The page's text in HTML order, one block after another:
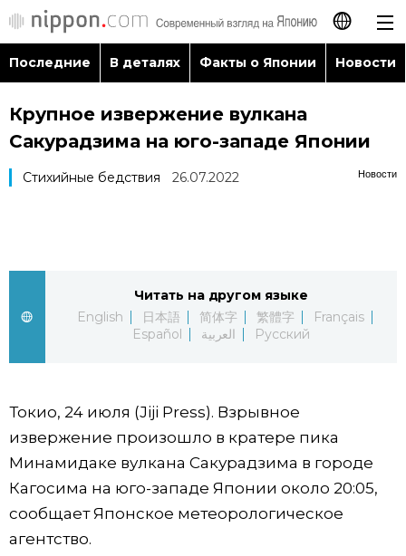
日本語
English
Español
العربية
Последние
Факты о Японии
Новости
Фото/Видео
Разделы
Люди
Популярные статьи
Последние В деталях Факты о Японии Новости
Крупное извержение вулкана
Сакурадзима на юго-западе Японии
Новости
Стихийные бедствия 26.07.2022
Читать на другом языке
English
日本語 简体字 繁體字
Français
Español
العربية Русский
Токио, 24 июля (Jiji Press). Взрывное
извержение произошло в кратере пика
Минамидаке вулкана Сакурадзима в городе
Кагосима на юго-западе Японии около 20:05,
сообщает Японское метеорологическое
агентство.